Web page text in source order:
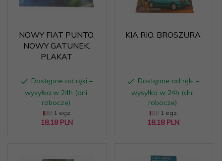
NOWY FIAT PUNTO.
NOWY GATUNEK.
PLAKAT
Dostępne od ręki –
wysyłka w 24h (dni
robocze)
1 egz.
18,18 PLN
KIA RIO. BROSZURA
Dostępne od ręki –
wysyłka w 24h (dni
robocze)
1 egz.
18,18 PLN